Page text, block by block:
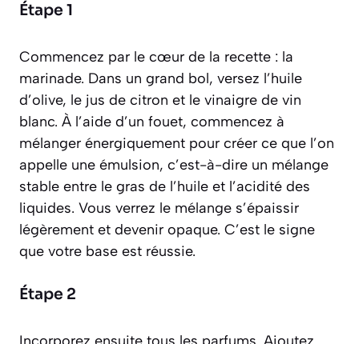
Étape 1
Commencez par le cœur de la recette : la
marinade. Dans un grand bol, versez l’huile
d’olive, le jus de citron et le vinaigre de vin
blanc. À l’aide d’un fouet, commencez à
mélanger énergiquement pour créer ce que l’on
appelle une émulsion, c’est-à-dire un mélange
stable entre le gras de l’huile et l’acidité des
liquides. Vous verrez le mélange s’épaissir
légèrement et devenir opaque. C’est le signe
que votre base est réussie.
Étape 2